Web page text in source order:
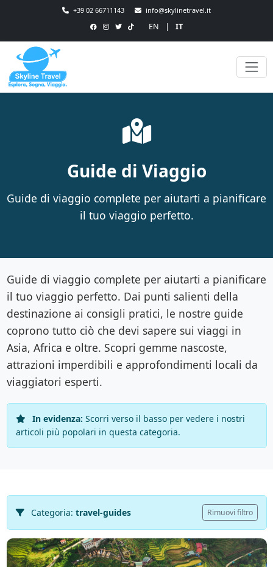
+39 02 66711143 info@skylinetravel.it
EN | IT
Guide di Viaggio
Guide di viaggio complete per aiutarti a pianificare
il tuo viaggio perfetto.
Guide di viaggio complete per aiutarti a pianificare
il tuo viaggio perfetto. Dai punti salienti della
destinazione ai consigli pratici, le nostre guide
coprono tutto ciò che devi sapere sui viaggi in
Asia, Africa e oltre. Scopri gemme nascoste,
attrazioni imperdibili e approfondimenti locali da
viaggiatori esperti.
In evidenza: Scorri verso il basso per vedere i nostri
articoli più popolari in questa categoria.
Categoria: travel-guides Rimuovi filtro